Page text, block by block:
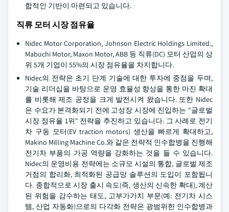
합적인 기반이 마련되고 있습니다.
직류 모터 시장 점유율
Nidec Motor Corporation, Johnson Electric Holdings Limited.,
Mabuchi Motor, Maxon Motor, ABB 등 직류(DC) 모터 산업의 상
위 5개 기업이 55%의 시장 점유율을 차지합니다.
Nidec의 전략은 초기 단계 기술에 대한 투자에 중점을 두며,
기술 리더십을 바탕으로 운영 효율성 향상을 통한 마진 확대
를 비롯해 제조 공정을 크게 발전시켜 왔습니다. 또한 Nidec
은 수요가 본격화되기 전에 고성장 시장에 진입하는 "글로벌
시장 점유율 1위" 전략을 추진하고 있습니다. 그 사례로 전기
차 구동 모터(EV traction motors) 생산을 빠르게 확대하고,
Makino Milling Machine Co.와 같은 전략적 인수합병을 진행해
전기차 부품의 가공 역량을 강화하는 것을 들 수 있습니다.
Nidec의 운영비용 전략에는 소규모 시설의 통합, 글로벌 제조
거점의 합리화, 최적화된 공급망 솔루션의 도입이 포함됩니
다. 종합적으로 시장 출시 속도(즉, 생산의 신속한 확대), 계산
된 위험을 감수하는 태도, 고부가가치 부문(예: 전기차 시스
템, 산업 자동화)으로의 다각화 전략은 광범위한 인수합병과